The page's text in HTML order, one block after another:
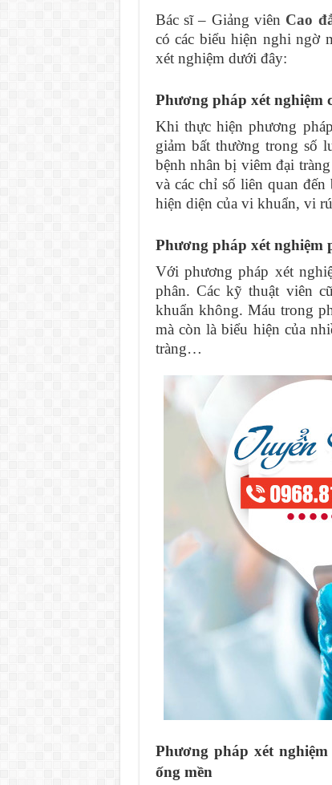
Bác sĩ – Giảng viên Cao
có các biểu hiện nghi ngờ
xét nghiệm dưới đây:
Phương pháp xét nghiệm
Khi thực hiện phương
giảm bất thường trong số
bệnh nhân bị viêm đại
và các chỉ số liên quan
hiện diện của vi khuẩn, vi
Phương pháp xét nghiệm
Với phương pháp xét
phân. Các kỹ thuật viên
khuẩn không. Máu trong
mà còn là biểu hiện của
tràng…
Phương pháp xét
ống mền